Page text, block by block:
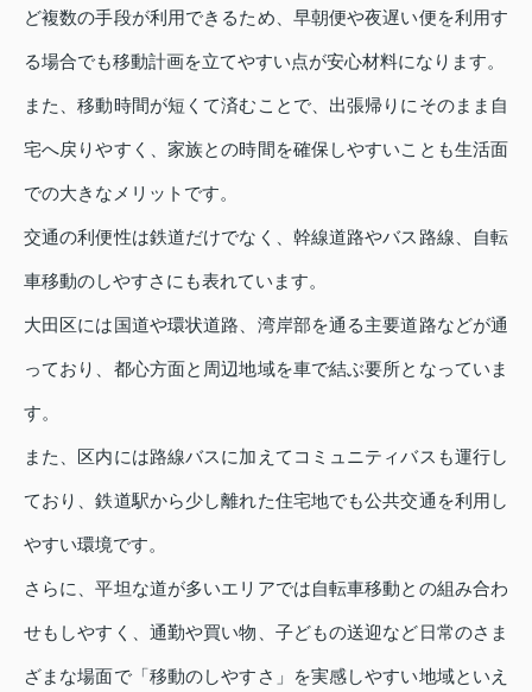
ど複数の手段が利用できるため、早朝便や夜遅い便を利用す
る場合でも移動計画を立てやすい点が安心材料になります。
また、移動時間が短くて済むことで、出張帰りにそのまま自
宅へ戻りやすく、家族との時間を確保しやすいことも生活面
での大きなメリットです。
交通の利便性は鉄道だけでなく、幹線道路やバス路線、自転
車移動のしやすさにも表れています。
大田区には国道や環状道路、湾岸部を通る主要道路などが通
っており、都心方面と周辺地域を車で結ぶ要所となっていま
す。
また、区内には路線バスに加えてコミュニティバスも運行し
ており、鉄道駅から少し離れた住宅地でも公共交通を利用し
やすい環境です。
さらに、平坦な道が多いエリアでは自転車移動との組み合わ
せもしやすく、通勤や買い物、子どもの送迎など日常のさま
ざまな場面で「移動のしやすさ」を実感しやすい地域といえ